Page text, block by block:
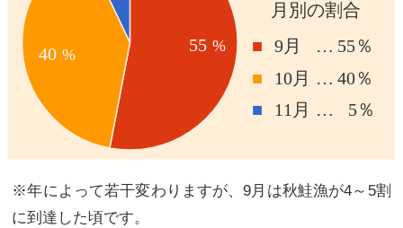
※年によって若干変わりますが、9月は秋鮭漁が4～5割
に到達した頃です。